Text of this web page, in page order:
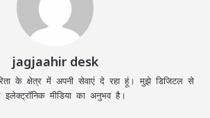
jagjaahir desk
के क्षेत्र में अपनी सेवाएं दे रहा हूं। मुझे डिजिटल से
मीडिया का अनुभव है।